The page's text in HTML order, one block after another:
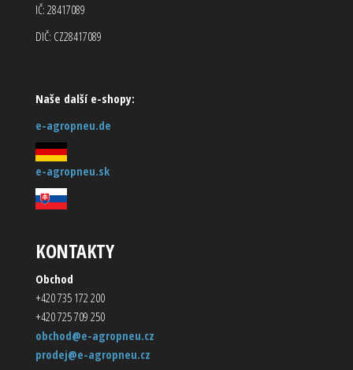
IČ: 28417089
DIČ: CZ28417089
Naše další e-shopy:
e-agropneu.de
e-agropneu.sk
KONTAKTY
Obchod
+420 735 172 200
+420 725 709 250
obchod@e-agropneu.cz
prodej@e-agropneu.cz